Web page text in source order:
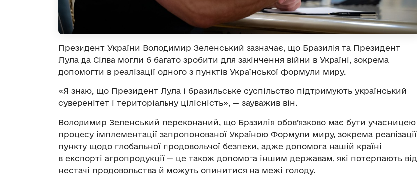
Президент України Володимир Зеленський зазначає, що Бразилія та Президент
Лула да Сілва могли б багато зробити для закінчення війни в Україні, зокрема
допомогти в реалізації одного з пунктів Української формули миру.
«Я знаю, що Президент Лула і бразильське суспільство підтримують український
суверенітет і територіальну цілісність», — зауважив він.
Володимир Зеленський переконаний, що Бразилія обов’язково має бути учасницею
процесу імплементації запропонованої Україною Формули миру, зокрема реалізації
пункту щодо глобальної продовольчої безпеки, адже допомога нашій країні
в експорті агропродукції — це також допомога іншим державам, які потерпають від
нестачі продовольства й можуть опинитися на межі голоду.